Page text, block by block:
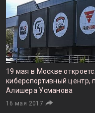
19 мая в Москве
киберспортивный центр,
Алишера Усманова
16 мая 2017